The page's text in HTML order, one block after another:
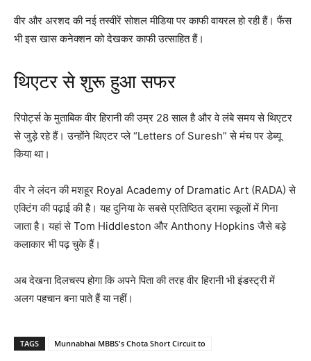
वीर और अरशद की नई तस्वीरें सोशल मीडिया पर काफी वायरल हो रही हैं। फैंस
भी इस खास कनेक्शन को देखकर काफी उत्साहित हैं।
थिएटर से शुरू हुआ सफर
रिपोर्ट्स के मुताबिक वीर हिरानी की उम्र 28 साल है और वे लंबे समय से थिएटर
से जुड़े रहे हैं। उन्होंने थिएटर प्ले “Letters of Suresh” से मंच पर डेब्यू
किया था।
वीर ने लंदन की मशहूर Royal Academy of Dramatic Art (RADA) से
एक्टिंग की पढ़ाई की है। यह दुनिया के सबसे प्रतिष्ठित ड्रामा स्कूलों में गिना
जाता है। यहां सेTom Hiddleston और Anthony Hopkins जैसे बड़े
कलाकार भी पढ़ चुके हैं।
अब देखना दिलचस्प होगा कि अपने पिता की तरह वीर हिरानी भी इंडस्ट्री में
अलग पहचान बना पाते हैं या नहीं।
TAGS Munnabhai MBBS's Chota Short Circuit to